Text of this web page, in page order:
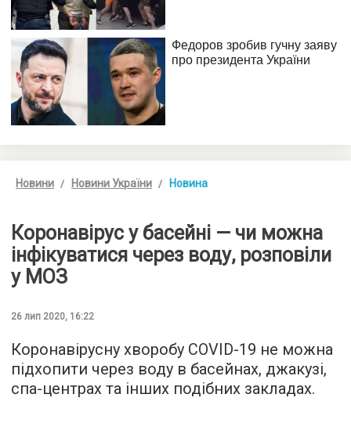
Новини Новини України Новина
Коронавірус у басейні — чи можна
інфікуватися через воду, розповіли
у МОЗ
26 лип 2020, 16:22
Коронавірусну хворобу COVID-19 не можна
підхопити через воду в басейнах, джакузі,
спа-центрах та інших подібних закладах.